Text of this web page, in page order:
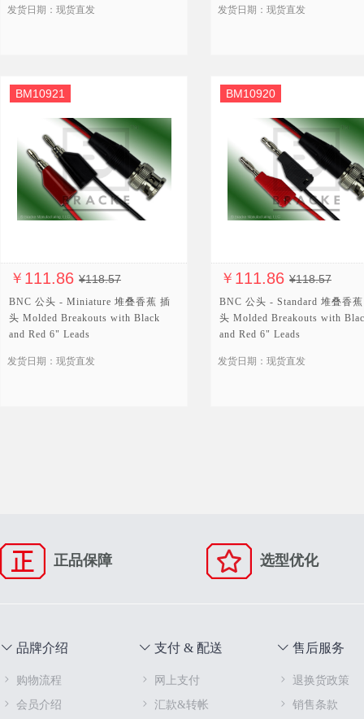
发货日期：现货直发 发货日期：现货直发
￥ 111.86 ¥118.57
BM10921
BNC 公头 - Miniature 堆叠香蕉 插
头 Molded Breakouts with Black
and Red 6" Leads
发货日期：现货直发
￥ 111.86 ¥118.57
BM10920
BNC 公头 - Standard 堆叠香
头 Molded Breakouts with
and Red 6" Leads
发货日期：现货直发
正品保障 选型优化
品牌介绍
购物流程
会员介绍
支付 & 配送
网上支付
汇款&转帐
售后服务
退换货政策
销售条款